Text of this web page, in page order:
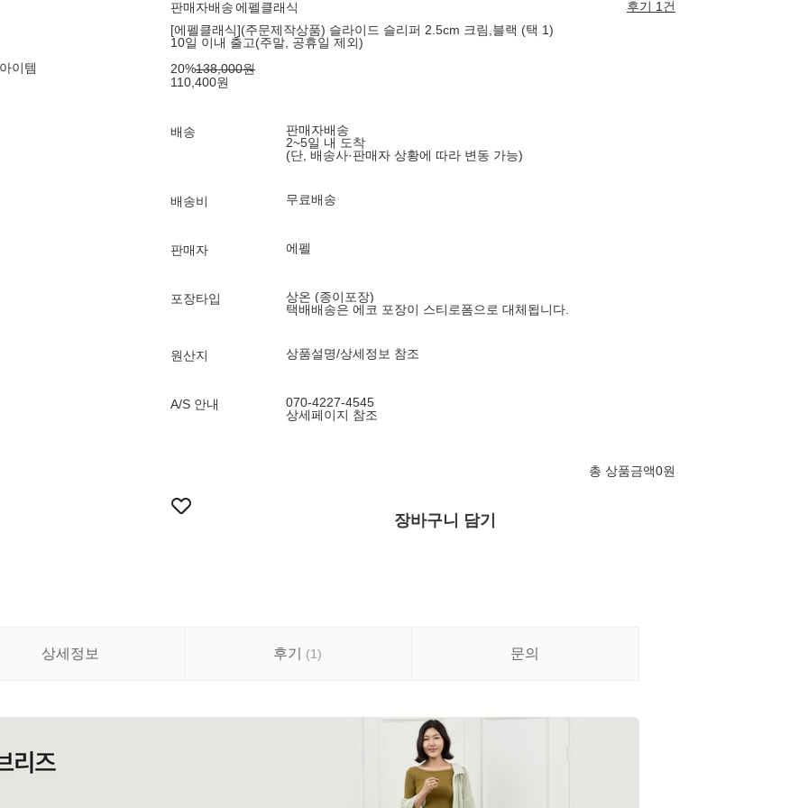
이템
판매자배송에펠클래식
후기 1건
[에펠클래식](주문제작상품) 슬라이드 슬리퍼 2.5cm 크림,블랙 (택 1)
10일 이내 출고(주말, 공휴일 제외)
20%138,000원
110,400원
배송
판매자배송
2~5일 내 도착
(단, 배송사·판매자 상황에 따라 변동 가능)
배송비 무료배송
판매자 에펠
포장타입
상온 (종이포장)
택배배송은 에코 포장이 스티로폼으로 대체됩니다.
원산지 상품설명/상세정보 참조
A/S 안내
070-4227-4545
상세페이지 참조
총 상품금액0원
장바구니 담기
상세정보 후기 (1) 문의